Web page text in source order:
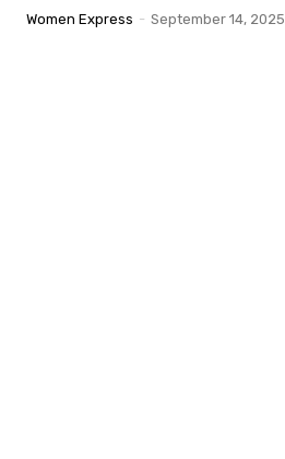
Women Express - September 14, 2025